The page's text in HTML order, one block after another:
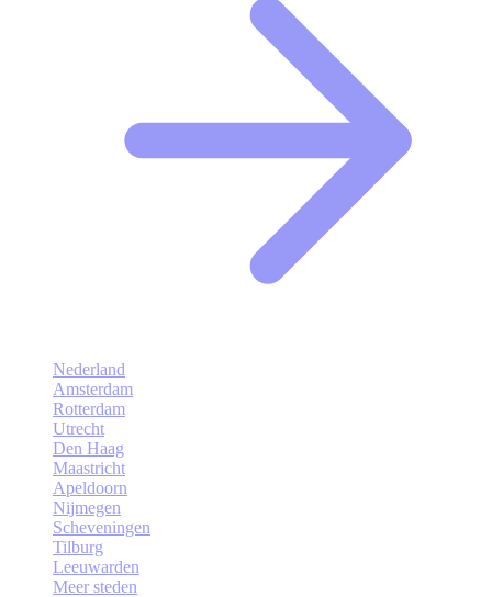
Nederland
Amsterdam
Rotterdam
Utrecht
Den Haag
Maastricht
Apeldoorn
Nijmegen
Scheveningen
Tilburg
Leeuwarden
Meer steden